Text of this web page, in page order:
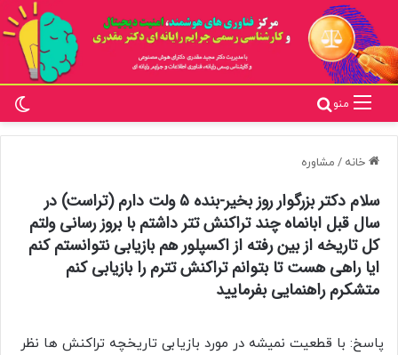
منو
خانه / مشاوره
سلام دکتر بزرگوار روز بخیر-بنده ۵ ولت دارم (تراست) در
سال قبل ابانماه چند تراکنش تتر داشتم با بروز رسانی ولتم
کل تاریخه از بین رفته از اکسپلور هم بازیابی نتوانستم کنم
ایا راهی هست تا بتوانم تراکنش تترم را بازیابی کنم
متشکرم راهنمایی بفرمایید
پاسخ: با قطعیت نمیشه در مورد بازیابی تاریخچه تراکنش ها نظر